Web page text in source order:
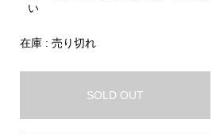
い
在庫 : 売り切れ
SOLD OUT